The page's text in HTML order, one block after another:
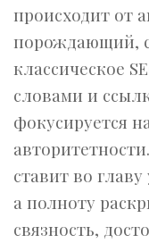
происходит от
порождающий,
классическое
словами и
фокусируется
ставит во
а полноту
связность,